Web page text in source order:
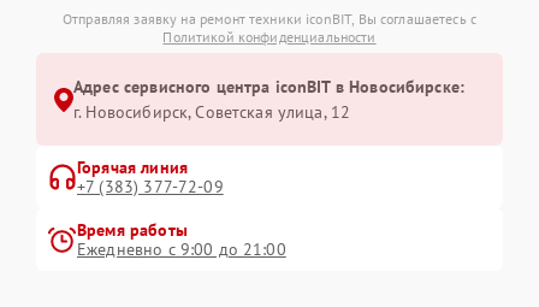
Отправляя заявку на ремонт техники iconBIT, Вы соглашаетесь с
Политикой конфиденциальности
Адрес сервисного центра iconBIT в Новосибирске:
г. Новосибирск, Советская улица, 12
Горячая линия
+7 (383) 377-72-09
Время работы
Ежедневно с 9:00 до 21:00